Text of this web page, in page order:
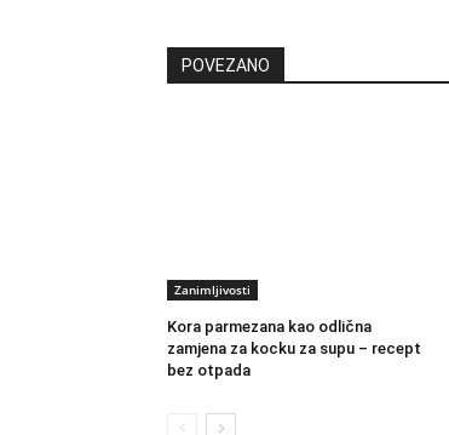
POVEZANO
Zanimljivosti
Kora parmezana kao odlična
zamjena za kocku za supu – recept
bez otpada